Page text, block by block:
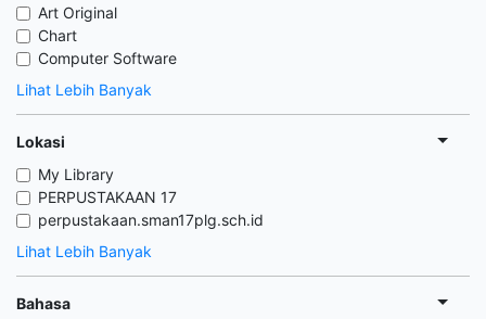
Art Original
Chart
Computer Software
Lihat Lebih Banyak
Lokasi
My Library
PERPUSTAKAAN 17
perpustakaan.sman17plg.sch.id
Lihat Lebih Banyak
Bahasa